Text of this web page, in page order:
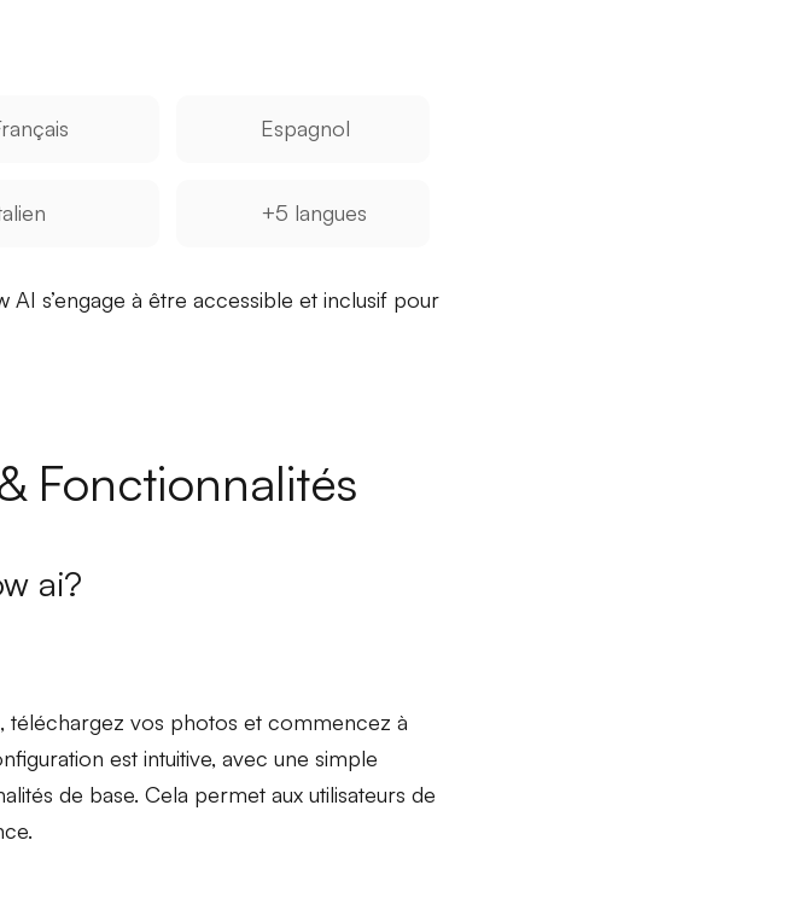
Espagnol
+5 langues
AI s’engage à être accessible et inclusif pour
Fonctionnalités
ai?
téléchargez vos photos et commencez à
est intuitive, avec une simple
de base. Cela permet aux utilisateurs de